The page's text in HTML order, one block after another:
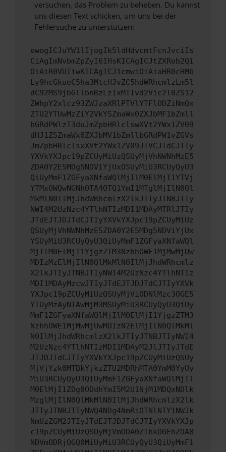
versuchen, das Problem zu beheben. Du kannst
uns diesen Text schicken, um uns bei der
Fehlersuche zu unterstützen:
ewogICJuYW1lIjogIk5ldHdvcmtFcnJvciIs
CiAgImNvbmZpZyI6IHsKICAgICJtZXRob2Qi
OiAiR0VUIiwKICAgICJ1cmwiOiAiaHR0cHM6
Ly9hcGkueC5ha3MtcHJvZC5hdWRhcmlzLm5l
dC92MS9jbGllbnRzLzIxMTIvd2Vic2l0ZS12
ZWhpY2xlcz93ZWJzaXRlPTVlYTFlODZiNmQx
ZTU2YTUwMzZiY2VkYSZmaWx0ZXJbMF1bZmll
bGRdPWlzT3duJmZpbHRlclswXVt2YWx1ZV09
dHJ1ZSZmaWx0ZXJbMV1bZmllbGRdPW1vZGVs
JmZpbHRlclsxXVt2YWx1ZV09JTVCJTdCJTIy
YXVkYXJpc19pZCUyMiUzQSUyMjVhNWNhMzE5
ZDA0Y2E5MDg5NDViYjUxOSUyMiU3RCUyQyU3
QiUyMmF1ZGFyaXNfaWQlMjIlM0ElMjI1YTVj
YTMxOWQwNGNhOTA4OTQ1YmI1MTglMjIlN0Ql
MkMlN0IlMjJhdWRhcmlzX2lkJTIyJTNBJTIy
NWI4M2UzNzc4YTlhNTIzMDI1MDAyMTRlJTIy
JTdEJTJDJTdCJTIyYXVkYXJpc19pZCUyMiUz
QSUyMjVhNWNhMzE5ZDA0Y2E5MDg5NDViYjUx
YSUyMiU3RCUyQyU3QiUyMmF1ZGFyaXNfaWQl
MjIlM0ElMjI1YjgzZTM3NzhhOWE1MjMwMjUw
MDIzMzElMjIlN0QlMkMlN0IlMjJhdWRhcmlz
X2lkJTIyJTNBJTIyNWI4M2UzNzc4YTlhNTIz
MDI1MDAyMzcwJTIyJTdEJTJDJTdCJTIyYXVk
YXJpc19pZCUyMiUzQSUyMjViODNlMzc3OGE5
YTUyMzAyNTAwMjM3MSUyMiU3RCUyQyU3QiUy
MmF1ZGFyaXNfaWQlMjIlM0ElMjI1YjgzZTM3
NzhhOWE1MjMwMjUwMDIzN2ElMjIlN0QlMkMl
N0IlMjJhdWRhcmlzX2lkJTIyJTNBJTIyNWI4
M2UzNzc4YTlhNTIzMDI1MDAyM2JlJTIyJTdE
JTJDJTdCJTIyYXVkYXJpc19pZCUyMiUzQSUy
MjVjYzk0MTBkYjkzZTU2MDRhMTA0YmM0YyUy
MiU3RCUyQyU3QiUyMmF1ZGFyaXNfaWQlMjIl
M0ElMjI1ZDg0ODdhYmI5M2U1NjM1MDQxNDlk
MzglMjIlN0QlMkMlN0IlMjJhdWRhcmlzX2lk
JTIyJTNBJTIyNWQ4NDg4NmRiOTNlNTY1NWJk
NmUzZGM2JTIyJTdEJTJDJTdCJTIyYXVkYXJp
c19pZCUyMiUzQSUyMjVmODA0ZThkOGFhZDA0
NDVmODRjOGQ0MiUyMiU3RCUyQyU3QiUyMmF1